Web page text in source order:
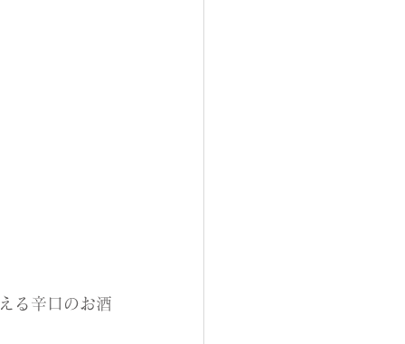
る辛口のお酒